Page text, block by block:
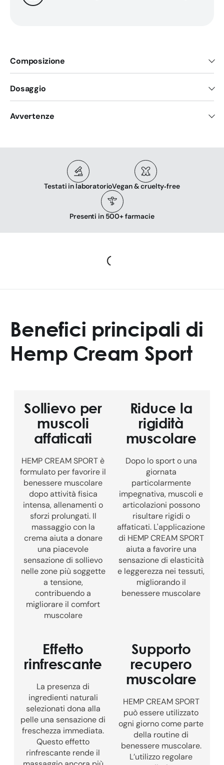
Composizione
Dosaggio
Avvertenze
Testati in laboratorioVegan & cruelty‑free
Presenti in 500+ farmacie
Benefici principali di
Hemp Cream Sport
Sollievo per
muscoli
affaticati
HEMP CREAM SPORT è
formulato per favorire il
benessere muscolare
dopo attività fisica
intensa, allenamenti o
sforzi prolungati. Il
massaggio con la
crema aiuta a donare
una piacevole
sensazione di sollievo
nelle zone più soggette
a tensione,
contribuendo a
migliorare il comfort
muscolare
Riduce la
rigidità
muscolare
Dopo lo sport o una
giornata
particolarmente
impegnativa, muscoli e
articolazioni possono
risultare rigidi o
affaticati. L'applicazione
di HEMP CREAM SPORT
aiuta a favorire una
sensazione di elasticità
e leggerezza nei tessuti,
migliorando il
benessere muscolare
Effetto
rinfrescante
La presenza di
ingredienti naturali
selezionati dona alla
pelle una sensazione di
freschezza immediata.
Questo effetto
rinfrescante rende il
Supporto
recupero
muscolare
HEMP CREAM SPORT
può essere utilizzato
ogni giorno come parte
della routine di
benessere muscolare.
L’utilizzo regolare